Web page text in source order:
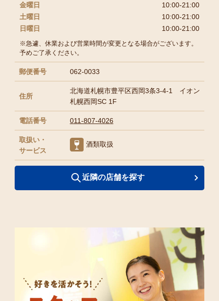
金曜日
10:00-21:00
土曜日
10:00-21:00
日曜日
10:00-21:00
※急遽、休業および営業時間が変更となる場合がございます。
予めご了承ください。
郵便番号 062-0033
住所
北海道札幌市豊平区西岡3条3-4-1 イオン
札幌西岡SC 1F
電話番号 011-807-4026
取扱い・
サービス
酒類取扱